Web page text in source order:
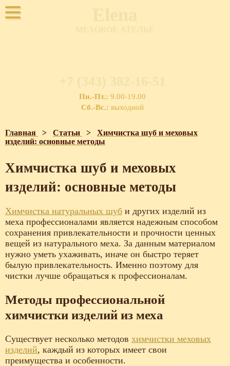
Пн.-Пт.: 9.00-19.00
Сб.-Вс.: выходной
Главная > Статьи > Химчистка шуб и меховых
изделий: основные методы
Химчистка шуб и меховых
изделий: основные методы
Химчистка натуральных шуб и других изделий из
меха профессионалами является надежным способом
сохранения привлекательности и прочности ценных
вещей из натурального меха. За данным материалом
нужно уметь ухаживать, иначе он быстро теряет
былую привлекательность. Именно поэтому для
чистки лучше обращаться к профессионалам.
Методы профессиональной
химчистки изделий из меха
Существует несколько методов химчистки меховых
изделий, каждый из которых имеет свои
преимущества и особенности.